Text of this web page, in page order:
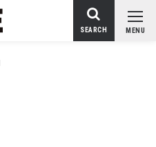
MENU
SEARCH